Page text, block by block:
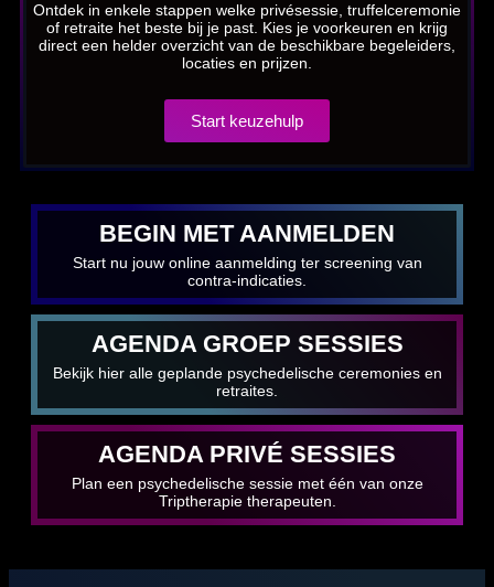
Ontdek in enkele stappen welke privésessie, truffelceremonie
of retraite het beste bij je past. Kies je voorkeuren en krijg
direct een helder overzicht van de beschikbare begeleiders,
locaties en prijzen.
Start keuzehulp
BEGIN MET AANMELDEN
Start nu jouw online aanmelding ter screening van
contra-indicaties.
AGENDA GROEP SESSIES
Bekijk hier alle geplande psychedelische ceremonies en
retraites.
AGENDA PRIVÉ SESSIES
Plan een psychedelische sessie met één van onze
Triptherapie therapeuten.